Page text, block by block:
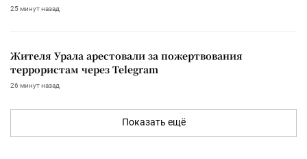
25 минут назад
Жителя Урала арестовали за пожертвования
террористам через Telegram
26 минут назад
Показать ещё